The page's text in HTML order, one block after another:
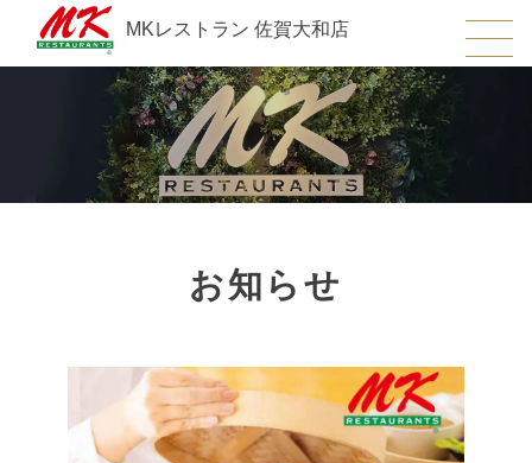
MKレストラン 佐賀大和店
お知らせ